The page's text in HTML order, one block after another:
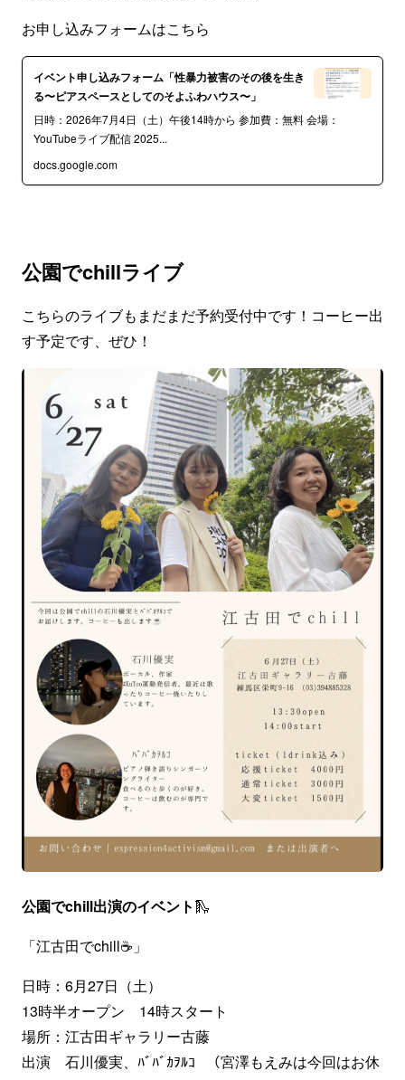
お申し込みフォームはこちら
イベント申し込みフォーム「性暴力被害のその後を生き
る〜ピアスペースとしてのそよふわハウス〜」
日時：2026年7月4日（土）午後14時から 参加費：無料 会場：
YouTubeライブ配信 2025...
docs.google.com
公園でchillライブ
こちらのライブもまだまだ予約受付中です！コーヒー出
す予定です、ぜひ！
公園でchill出演のイベント🛝
「江古田でchill☕」
日時：6月27日（土）
13時半オープン 14時スタート
場所：江古田ギャラリー古藤
出演 石川優実、ﾊﾞﾊﾞｶｦﾙｺ （宮澤もえみは今回はお休